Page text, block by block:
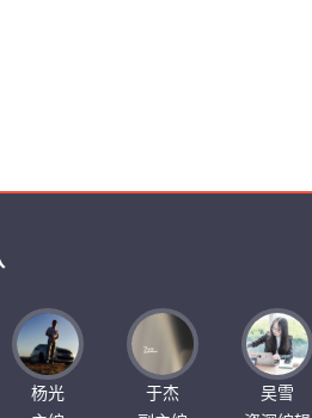
杨光
于杰
吴雪